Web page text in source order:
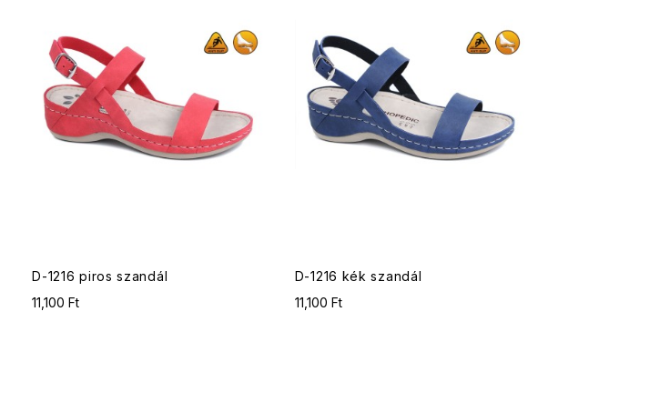
D-1216 piros szandál
11,100 Ft
D-1216 kék szandál
11,100 Ft